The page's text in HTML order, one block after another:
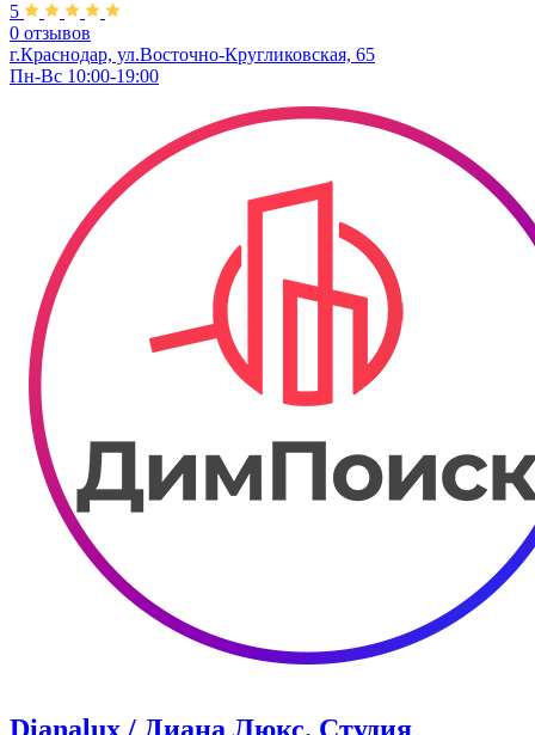
5
0 отзывов
г.Краснодар, ул.Восточно-Кругликовская, 65
Пн-Вс 10:00-19:00